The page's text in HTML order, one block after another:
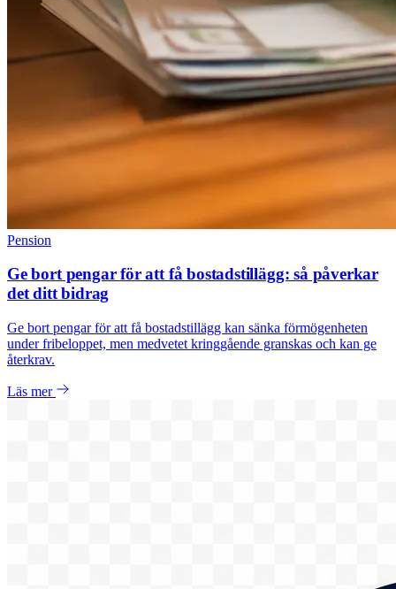
Pension
Ge bort pengar för att få bostadstillägg: så påverkar
det ditt bidrag
Ge bort pengar för att få bostadstillägg kan sänka förmögenheten
under fribeloppet, men medvetet kringgående granskas och kan ge
återkrav.
Läs mer